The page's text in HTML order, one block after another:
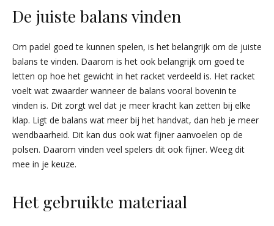
De juiste balans vinden
Om padel goed te kunnen spelen, is het belangrijk om de juiste
balans te vinden. Daarom is het ook belangrijk om goed te
letten op hoe het gewicht in het racket verdeeld is. Het racket
voelt wat zwaarder wanneer de balans vooral bovenin te
vinden is. Dit zorgt wel dat je meer kracht kan zetten bij elke
klap. Ligt de balans wat meer bij het handvat, dan heb je meer
wendbaarheid. Dit kan dus ook wat fijner aanvoelen op de
polsen. Daarom vinden veel spelers dit ook fijner. Weeg dit
mee in je keuze.
Het gebruikte materiaal